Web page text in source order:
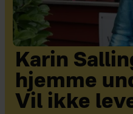
Karin
hjemme
Vil ikke